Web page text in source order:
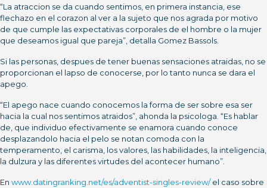
“La atraccion se da cuando sentimos, en primera instancia, ese
flechazo en el corazon al ver a la sujeto que nos agrada por motivo
de que cumple las expectativas corporales de el hombre o la mujer
que deseamos igual que pareja”, detalla Gomez Bassols.
Si las personas, despues de tener buenas sensaciones atraidas, no se
proporcionan el lapso de conocerse, por lo tanto nunca se dara el
apego.
“El apego nace cuando conocemos la forma de ser sobre esa ser
hacia la cual nos sentimos atraidos”, ahonda la psicologa. “Es hablar
de, que individuo efectivamente se enamora cuando conoce
desplazandolo hacia el pelo se notan comoda con la
temperamento, el carisma, los valores, las habilidades, la inteligencia,
la dulzura y las diferentes virtudes del acontecer humano”.
En www.datingranking.net/es/adventist-singles-review/el caso sobre